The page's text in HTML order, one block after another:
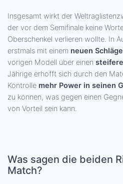
Insgesamt wirkt der
der vor dem Semifinale keine
Oberschenkel verlieren wollte. In
erstmals mit einem neuen
vorigen Modell über einen
Jährige erhofft sich durch den
Kontrolle mehr Power in seinen
zu können, was gegen einen
von Vorteil sein kann.
Was sagen die beiden
Match?